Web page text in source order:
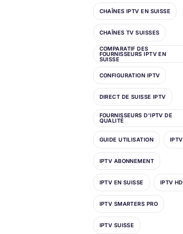
CHAÎNES IPTV EN SUISSE
CHAÎNES TV SUISSES
COMPARATIF DES
FOURNISSEURS IPTV EN
SUISSE
CONFIGURATION IPTV
DIRECT DE SUISSE IPTV
FOURNISSEURS D'IPTV DE
QUALITÉ
GUIDE UTILISATION IPTV
IPTV ABONNEMENT
IPTV EN SUISSE IPTV HD
IPTV SMARTERS PRO
IPTV SUISSE